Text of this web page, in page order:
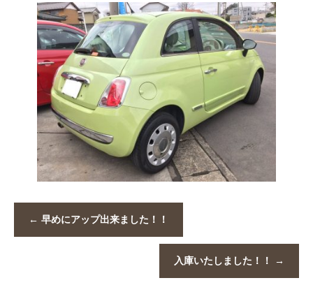
← 早めにアップ出来ました！！
入庫いたしました！！ →